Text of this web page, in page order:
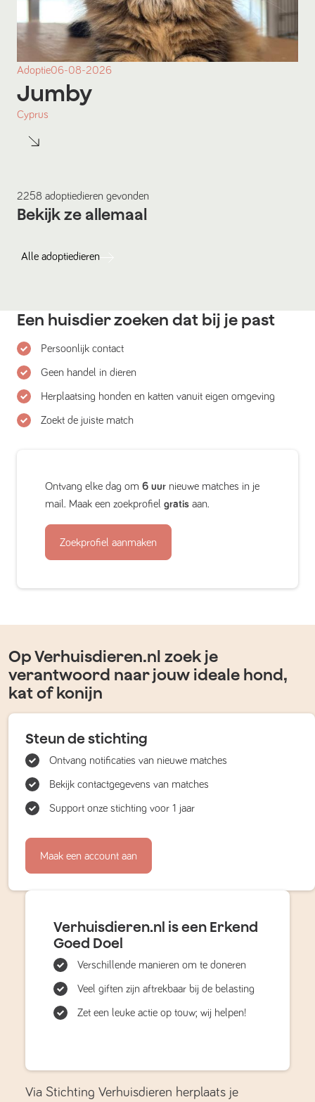
Adoptie06-08-2026
Jumby
Cyprus
2258 adoptiedieren gevonden
Bekijk ze allemaal
Alle adoptiedieren
Een huisdier zoeken dat bij je past
Persoonlijk contact
Geen handel in dieren
Herplaatsing honden en katten vanuit eigen omgeving
Zoekt de juiste match
Ontvang elke dag om 6 uur nieuwe matches in je
mail. Maak een zoekprofiel gratis aan.
Zoekprofiel aanmaken
Op Verhuisdieren.nl zoek je
verantwoord naar jouw ideale hond,
kat of konijn
Steun de stichting
Ontvang notificaties van nieuwe matches
Bekijk contactgegevens van matches
Support onze stichting voor 1 jaar
Maak een account aan
Verhuisdieren.nl is een Erkend
Goed Doel
Verschillende manieren om te doneren
Veel giften zijn aftrekbaar bij de belasting
Zet een leuke actie op touw; wij helpen!
Via Stichting Verhuisdieren herplaats je